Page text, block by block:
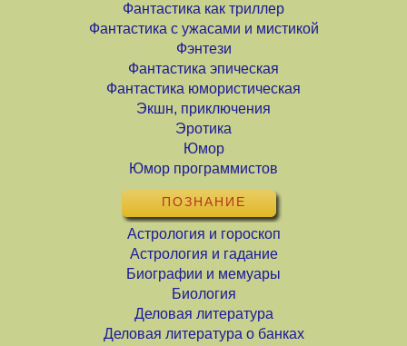
Фантастика как триллер
Фантастика с ужасами и мистикой
Фэнтези
Фантастика эпическая
Фантастика юмористическая
Экшн, приключения
Эротика
Юмор
Юмор программистов
ПОЗНАНИЕ
Астрология и гороскоп
Астрология и гадание
Биографии и мемуары
Биология
Деловая литература
Деловая литература о банках